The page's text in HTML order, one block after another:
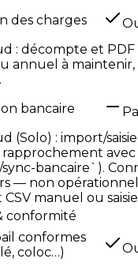
des charges
: décompte et PDF
annuel à maintenir,
bancaire
(Solo) : import/
avec
bancaire`).
— non
CSV manuel ou
conformité
conformes
coloc…)